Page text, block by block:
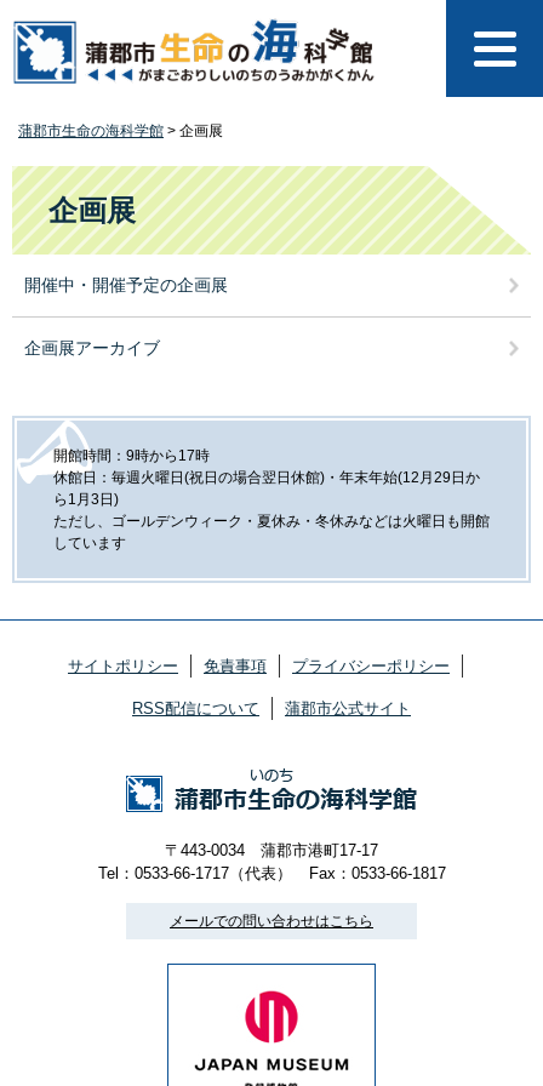
の
で
す
。
ー
ば
し
て
本
蒲郡市生命の海科学館 > 企画展
本
文
企画展
開催中・開催予定の企画展
企画展アーカイブ
開館時間：9時から17時
休館日：毎週火曜日(祝日の場合翌日休館)・年末年始(12月29日か
ら1月3日)
ただし、ゴールデンウィーク・夏休み・冬休みなどは火曜日も開館
しています
サイトポリシー 免責事項 プライバシーポリシー
RSS配信について 蒲郡市公式サイト
〒443-0034 蒲郡市港町17-17
Tel：0533-66-1717（代表）
Fax：0533-66-1817
メールでの問い合わせはこちら